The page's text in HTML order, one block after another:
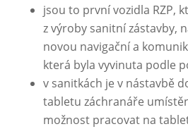
jsou to první vozidla RZP,
z výroby sanitní zástavby,
novou navigační a
která byla vyvinuta podle
v sanitkách je v nástavbě
tabletu záchranáře
možnost pracovat na